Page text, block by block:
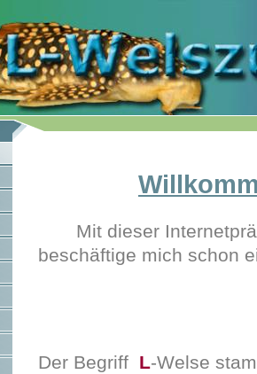
Mit dieser
beschäftige mich schon
Der Begriff L-Welse